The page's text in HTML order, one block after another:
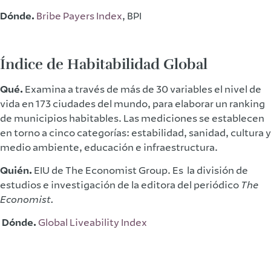
Dónde. Bribe Payers Index, BPI
Índice de Habitabilidad Global
Qué. Examina a través de más de 30 variables el nivel de
vida en 173 ciudades del mundo, para elaborar un ranking
de municipios habitables. Las mediciones se establecen
en torno a cinco categorías: estabilidad, sanidad, cultura y
medio ambiente, educación e infraestructura.
Quién. EIU de The Economist Group. Es la división de
estudios e investigación de la editora del periódico The
Economist.
Dónde. Global Liveability Index